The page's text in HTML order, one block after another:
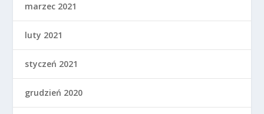
marzec 2021
luty 2021
styczeń 2021
grudzień 2020